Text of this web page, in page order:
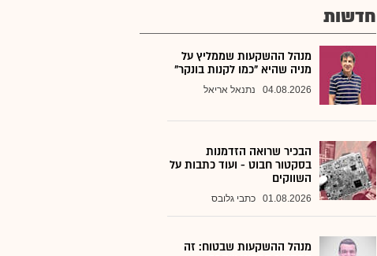
חדשות
מנהל ההשקעות שממליץ על
מניה שהיא "כמו לקנות בונקר"
04.08.2026 נתנאל אריאל
הבכיר שרואה הזדמנות
בסקטור חבוט - ועוד כתבות על
השווקים
01.08.2026 כתבי גלובס
מנהל ההשקעות שבטוח: זה